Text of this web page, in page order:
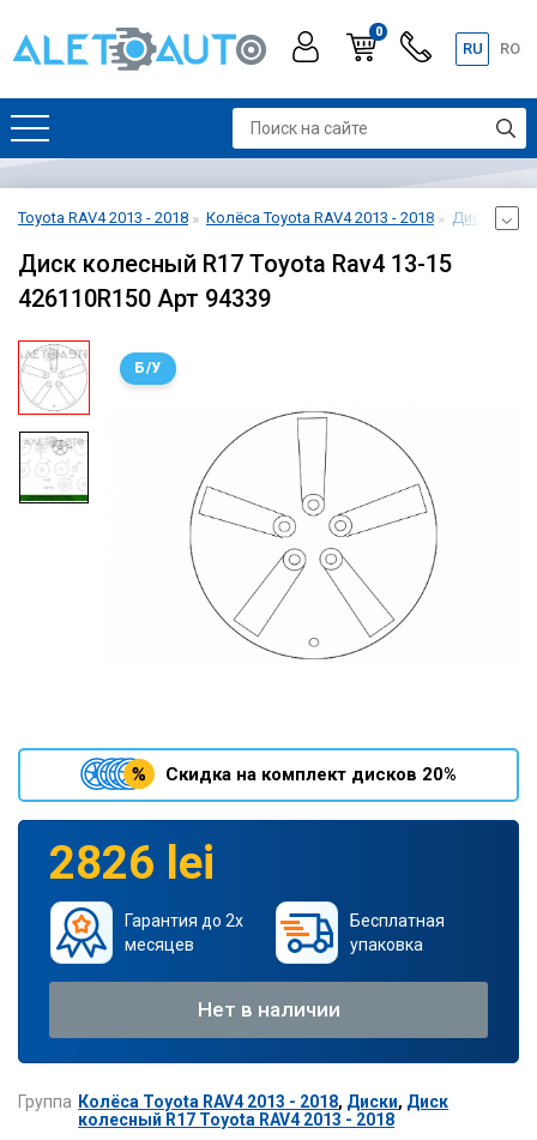
0
RU RO
Toyota RAV4 2013 - 2018 Колёса Toyota RAV4 2013 - 2018 Диски
Диск колесный R17 Toyota Rav4 13-15
426110R150 Арт 94339
Б/У
Скидка на комплект дисков 20%
2826 lei
Гарантия до 2х
месяцев
Бесплатная
упаковка
Нет в наличии
Группа Колёса Toyota RAV4 2013 - 2018, Диски, Диск
колесный R17 Toyota RAV4 2013 - 2018